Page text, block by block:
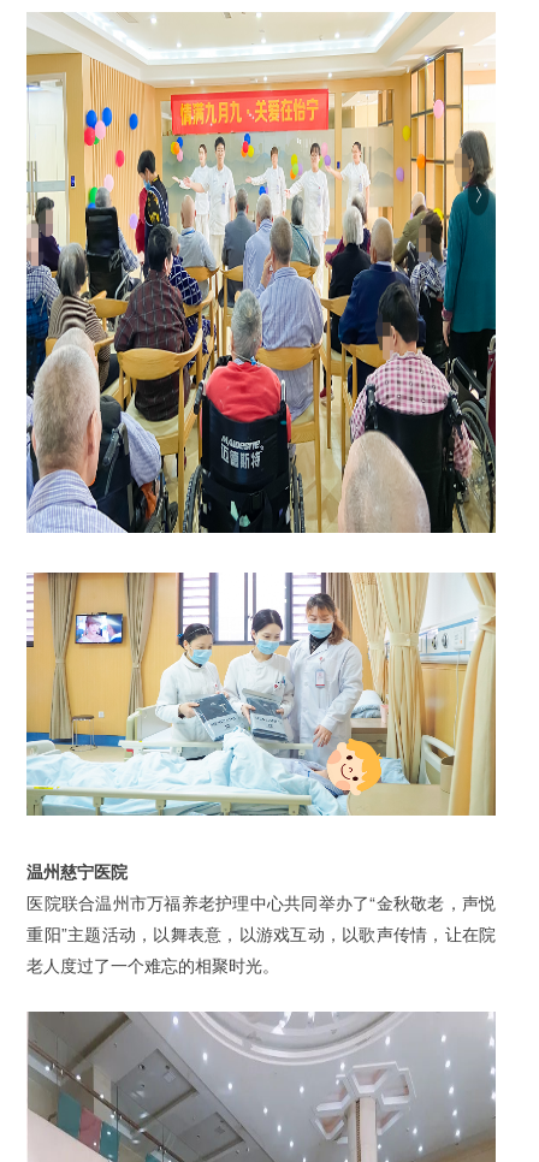
温州慈宁医院
医院联合温州市万福养老护理中心共同举办了“金秋敬老，声悦
重阳”主题活动，以舞表意，以游戏互动，以歌声传情，让在院
老人度过了一个难忘的相聚时光。